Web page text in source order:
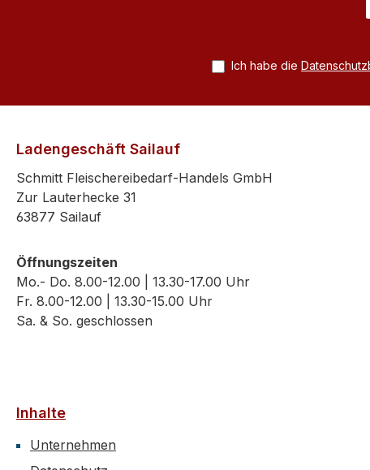
Ich habe die
Ladengeschäft Sailauf
Schmitt Fleischereibedarf-Handels GmbH
Zur Lauterhecke 31
63877 Sailauf
Öffnungszeiten
Mo.- Do. 8.00-12.00 | 13.30-17.00 Uhr
Fr. 8.00-12.00 | 13.30-15.00 Uhr
Sa. & So. geschlossen
Inhalte
Unternehmen